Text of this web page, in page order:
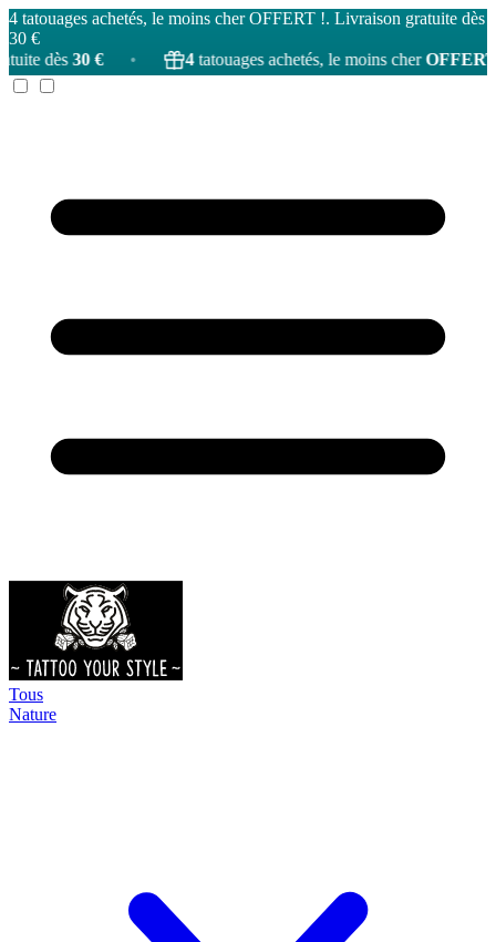
4 tatouages achetés, le moins cher OFFERT !. Livraison gratuite dès
30 €
4tatouages achetés, le moins cherOFFERT! •
Tous
Nature